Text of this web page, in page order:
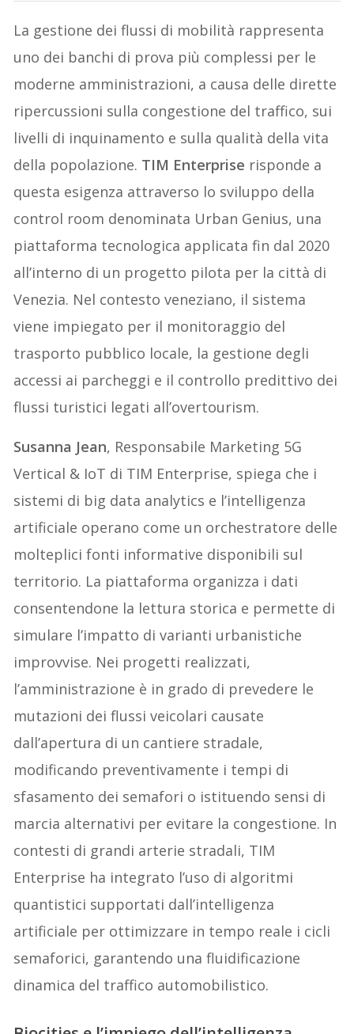
La gestione dei flussi di mobilità rappresenta
uno dei banchi di prova più complessi per le
moderne amministrazioni, a causa delle dirette
ripercussioni sulla congestione del traffico, sui
livelli di inquinamento e sulla qualità della vita
della popolazione. TIM Enterprise risponde a
questa esigenza attraverso lo sviluppo della
control room denominata Urban Genius, una
piattaforma tecnologica applicata fin dal 2020
all’interno di un progetto pilota per la città di
Venezia. Nel contesto veneziano, il sistema
viene impiegato per il monitoraggio del
trasporto pubblico locale, la gestione degli
accessi ai parcheggi e il controllo predittivo dei
flussi turistici legati all’overtourism.
Susanna Jean, Responsabile Marketing 5G
Vertical & IoT di TIM Enterprise, spiega che i
sistemi di big data analytics e l’intelligenza
artificiale operano come un orchestratore delle
molteplici fonti informative disponibili sul
territorio. La piattaforma organizza i dati
consentendone la lettura storica e permette di
simulare l’impatto di varianti urbanistiche
improvvise. Nei progetti realizzati,
l’amministrazione è in grado di prevedere le
mutazioni dei flussi veicolari causate
dall’apertura di un cantiere stradale,
modificando preventivamente i tempi di
sfasamento dei semafori o istituendo sensi di
marcia alternativi per evitare la congestione. In
contesti di grandi arterie stradali, TIM
Enterprise ha integrato l’uso di algoritmi
quantistici supportati dall’intelligenza
artificiale per ottimizzare in tempo reale i cicli
semaforici, garantendo una fluidificazione
dinamica del traffico automobilistico.